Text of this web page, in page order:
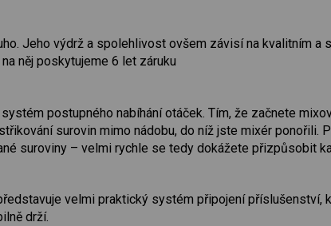
Jeho výdrž a spolehlivost ovšem závisí na kvalitním
něj poskytujeme 6 let záruku
postupného nabíhání otáček. Tím, že začnete
surovin mimo nádobu, do níž jste mixér ponořili.
suroviny – velmi rychle se tedy dokážete přizpůsobit
velmi praktický systém připojení příslušenství,
drží.